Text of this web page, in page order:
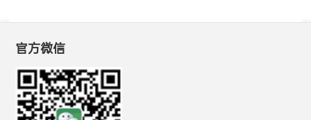
官方微信